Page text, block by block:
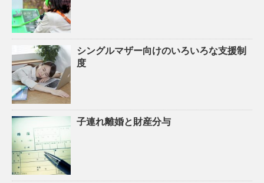
シングルマザー向けのいろいろな支援制
度
子連れ離婚と財産分与